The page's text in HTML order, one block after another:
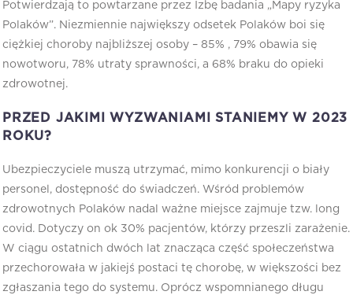
Potwierdzają to powtarzane przez Izbę badania „Mapy ryzyka
Polaków”. Niezmiennie największy odsetek Polaków boi się
ciężkiej choroby najbliższej osoby – 85% , 79% obawia się
nowotworu, 78% utraty sprawności, a 68% braku do opieki
zdrowotnej.
PRZED JAKIMI WYZWANIAMI STANIEMY W 2023
ROKU?
Ubezpieczyciele muszą utrzymać, mimo konkurencji o biały
personel, dostępność do świadczeń. Wśród problemów
zdrowotnych Polaków nadal ważne miejsce zajmuje tzw. long
covid. Dotyczy on ok 30% pacjentów, którzy przeszli zarażenie.
W ciągu ostatnich dwóch lat znacząca część społeczeństwa
przechorowała w jakiejś postaci tę chorobę, w większości bez
zgłaszania tego do systemu. Oprócz wspomnianego długu